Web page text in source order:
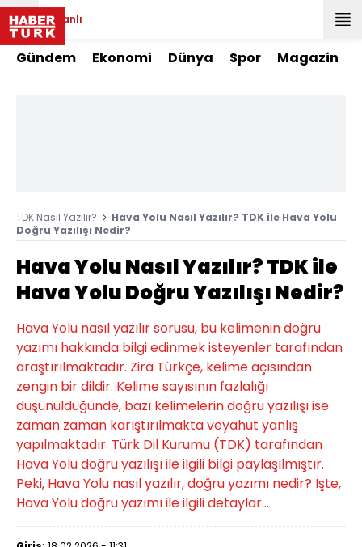
Canlı
Gündem Ekonomi Dünya Spor Magazin
TDK Nasıl Yazılır?
Hava Yolu Nasıl Yazılır? TDK ile Hava Yolu
Doğru Yazılışı Nedir?
Hava Yolu Nasıl Yazılır? TDK ile
Hava Yolu Doğru Yazılışı Nedir?
Hava Yolu nasıl yazılır sorusu, bu kelimenin doğru
yazımı hakkında bilgi edinmek isteyenler tarafından
araştırılmaktadır. Zira Türkçe, kelime açısından
zengin bir dildir. Kelime sayısının fazlalığı
düşünüldüğünde, bazı kelimelerin doğru yazılışı ise
zaman zaman karıştırılmakta veyahut yanlış
yapılmaktadır. Türk Dil Kurumu (TDK) tarafından
Hava Yolu doğru yazılışı ile ilgili bilgi paylaşılmıştır.
Peki, Hava Yolu nasıl yazılır, doğru yazımı nedir? İşte,
Hava Yolu doğru yazımı ile ilgili detaylar...